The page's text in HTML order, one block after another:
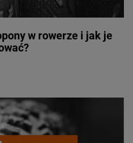
w rowerze i jak je